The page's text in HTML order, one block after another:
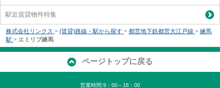
駅近賃貸物件特集
株式会社リンクス > (賃貸)路線・駅から探す > 都営地下鉄都営大江戸線 > 練馬
駅 > エミリブ練馬
ページトップに戻る
営業時間:9：00～18：00